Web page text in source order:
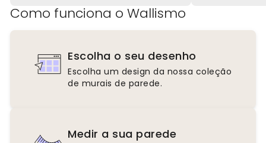
Como funciona o Wallismo
Escolha o seu desenho
Escolha um design da nossa coleção
de murais de parede.
Medir a sua parede